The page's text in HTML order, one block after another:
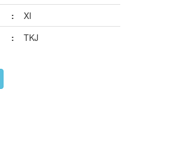
:
XI
: TKJ